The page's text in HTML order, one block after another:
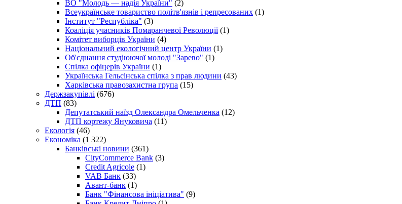
ВО "Молодь — надія України" (2)
Всеукраїнське товариство політв'язнів і репресованих (1)
Інститут "Республіка" (3)
Коаліція учасників Помаранчевої Революції(1)
Комітет виборців України (4)
Національний екологічний центр України (1)
Об'єднання студіюючої молоді "Зарево" (1)
Спілка офіцерів України (1)
Українська Гельсінська спілка з прав людини (43)
Харківська правозахистна група (15)
Держзакупівлі (676)
ДТП (83)
Депутатський наїзд Олександра Омельченка (12)
ДТП кортежу Януковича (11)
Екологія (46)
Економіка (1 322)
Банківські новини (361)
CityCommerce Bank (3)
Credit Agricole (1)
VAB Банк (33)
Авант-банк (1)
Банк "Фінансова ініціатива" (9)